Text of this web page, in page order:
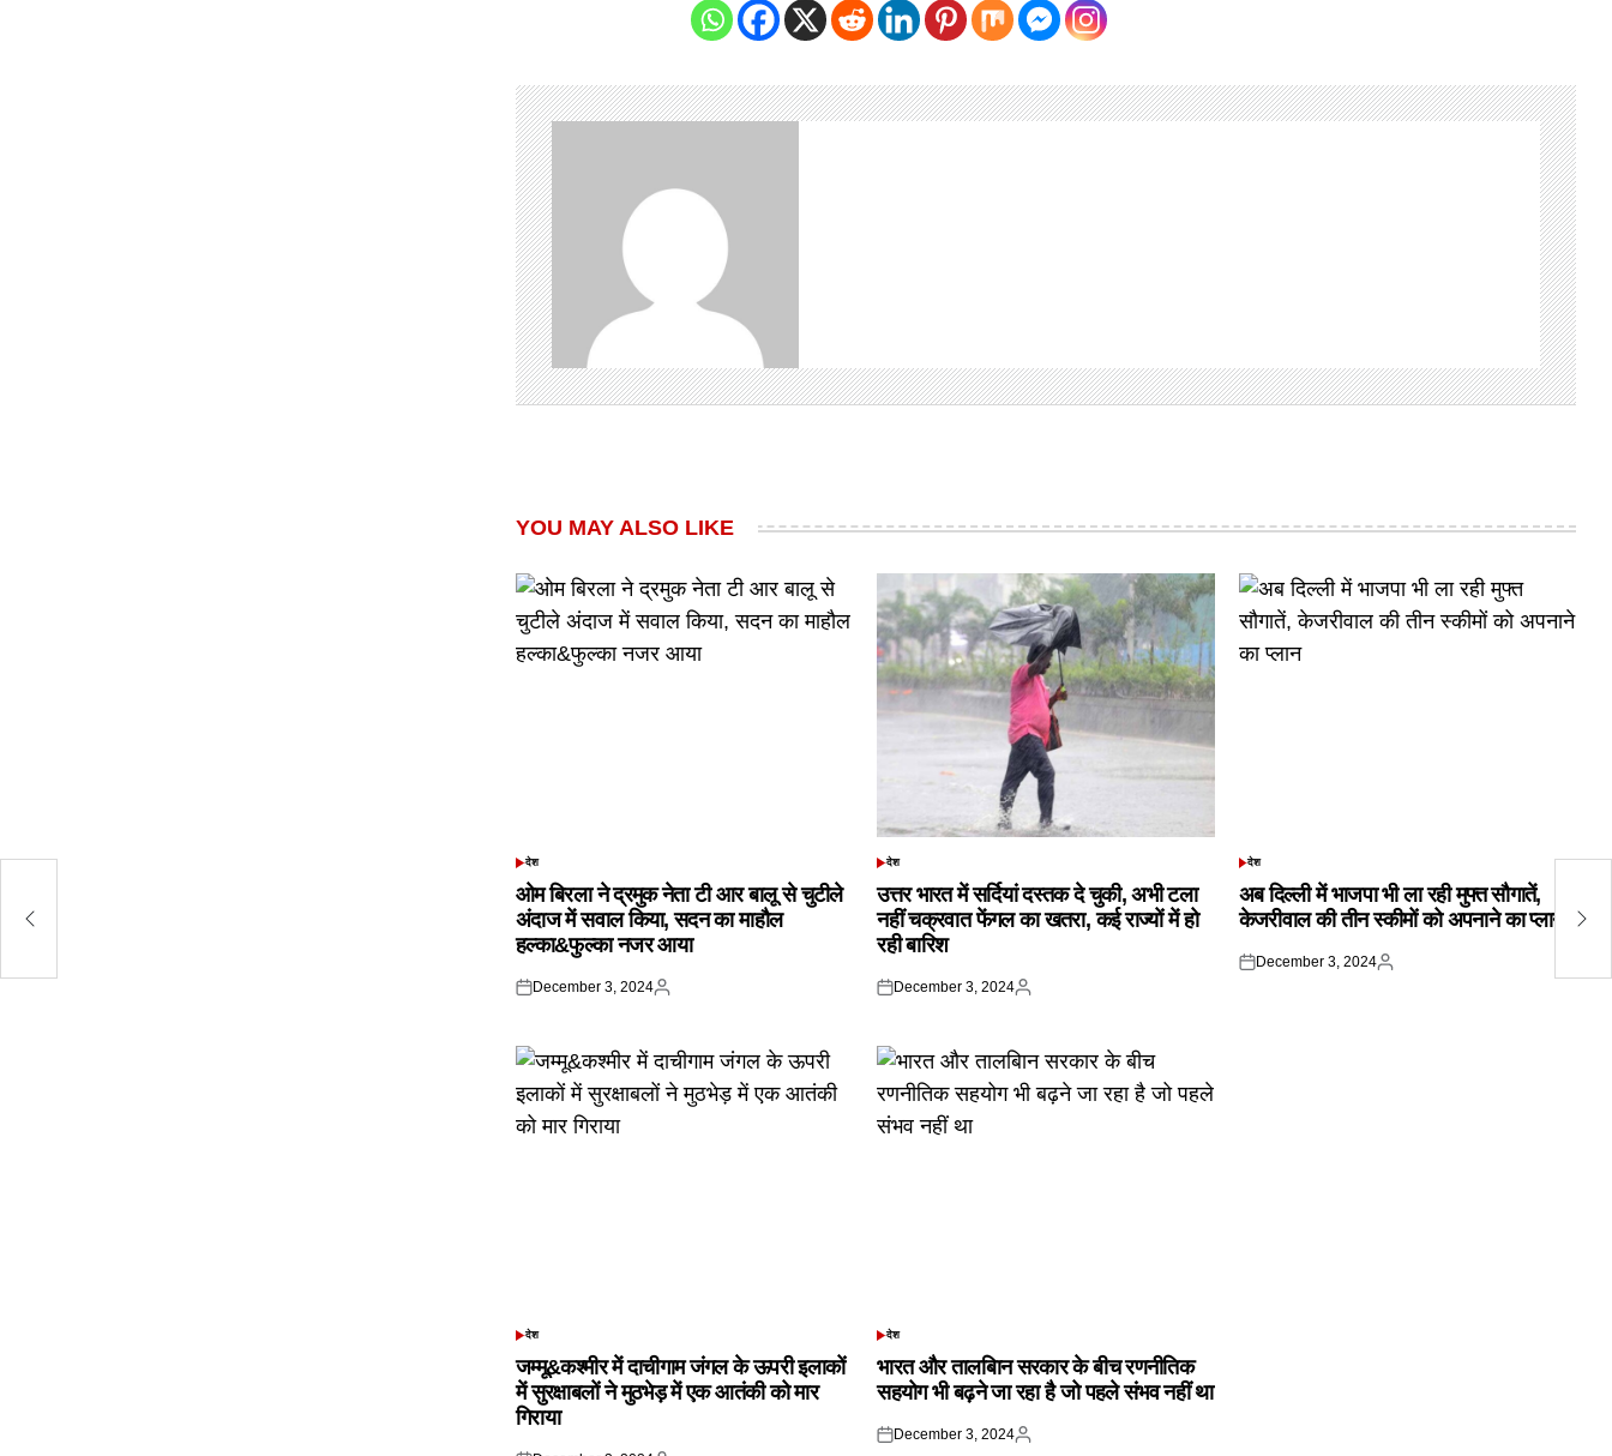
YOU MAY ALSO LIKE
POSTED
देश
ओम बिरला ने द्रमुक नेता टी आर बालू से चुटीले
अंदाज में सवाल किया, सदन का माहौल
हल्का&फुल्का नजर आया
Posted
December 3, 2024
Posted
POSTED
देश
उत्तर भारत में सर्दियां दस्तक दे चुकी, अभी टला
नहीं चक्रवात फेंगल का खतरा, कई राज्यों में हो
रही बारिश
Posted
December 3, 2024
Posted
POSTED
देश
अब दिल्ली में भाजपा भी ला रही मुफ्त सौगातें,
केजरीवाल की तीन स्कीमों को अपनाने का प्लान
Posted
December 3, 2024
Posted
POSTED
देश
जम्मू&कश्मीर में दाचीगाम जंगल के ऊपरी इलाकों
में सुरक्षाबलों ने मुठभेड़ में एक आतंकी को मार
गिराया
POSTED
देश
भारत और तालबिान सरकार के बीच रणनीतिक
सहयोग भी बढ़ने जा रहा है जो पहले संभव नहीं था
Posted
December 3, 2024
Posted